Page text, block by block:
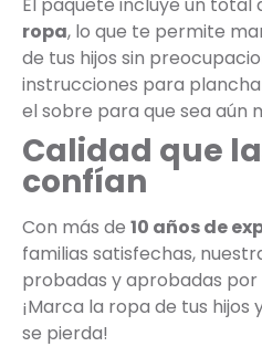
El paquete incluye un total
ropa, lo que te permite
de tus hijos sin
instrucciones para
el sobre para que sea aún
Calidad que
confían
Con más de 10 años de
familias satisfechas,
probadas y aprobadas
¡Marca la ropa de tus hijos
se pierda!